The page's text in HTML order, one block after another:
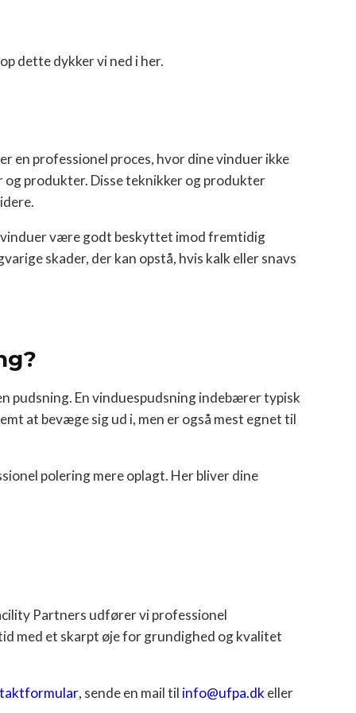
dette dykker vi ned i her.
en professionel proces, hvor dine vinduer ikke
og produkter. Disse teknikker og produkter
vinduer være godt beskyttet imod fremtidig
skader, der kan opstå, hvis kalk eller snavs
pudsning. En vinduespudsning indebærer typisk
at bevæge sig ud i, men er også mest egnet til
polering mere oplagt. Her bliver dine
Partners udfører vi professionel
med et skarpt øje for grundighed og kvalitet
, sende en mail til info@ufpa.dkeller